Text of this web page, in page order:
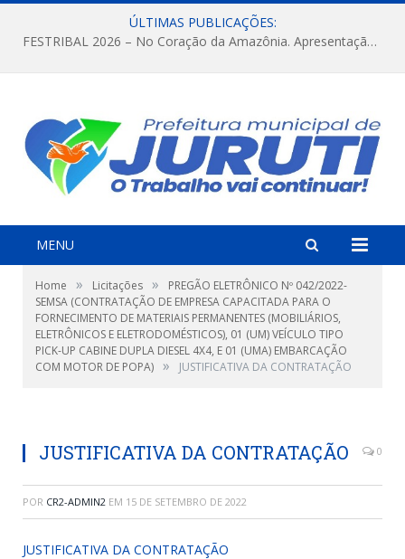
ÚLTIMAS PUBLICAÇÕES:
FESTRIBAL 2026 – No Coração da Amazônia. Apresentação da Munduruku.
MENU
Home » Licitações »
PREGÃO ELETRÔNICO Nº 042/2022-
SEMSA (CONTRATAÇÃO DE EMPRESA CAPACITADA PARA O
FORNECIMENTO DE MATERIAIS PERMANENTES (MOBILIÁRIOS,
ELETRÔNICOS E ELETRODOMÉSTICOS), 01 (UM) VEÍCULO TIPO
PICK-UP CABINE DUPLA DIESEL 4X4, E 01 (UMA) EMBARCAÇÃO
COM MOTOR DE POPA) » JUSTIFICATIVA DA CONTRATAÇÃO
JUSTIFICATIVA DA CONTRATAÇÃO 0
POR CR2-ADMIN2 EM 15 DE SETEMBRO DE 2022
JUSTIFICATIVA DA CONTRATAÇÃO